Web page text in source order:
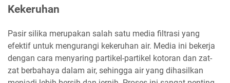
Kekeruhan
Pasir silika merupakan salah satu media filtrasi yang
efektif untuk mengurangi kekeruhan air. Media ini bekerja
dengan cara menyaring partikel-partikel kotoran dan zat-
zat berbahaya dalam air, sehingga air yang dihasilkan